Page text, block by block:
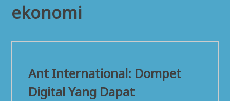
ekonomi
Ant International: Dompet
Digital Yang Dapat